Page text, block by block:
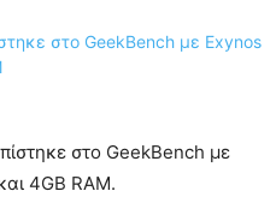
στο GeekBench με
4GB RAM.